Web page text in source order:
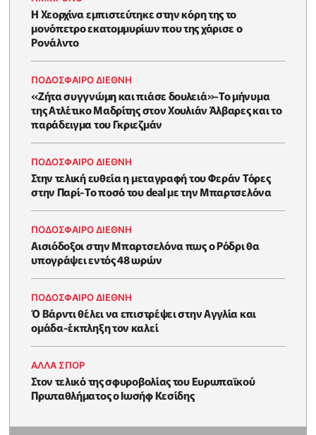
Η Χεορχίνα εμπιστεύτηκε στην κόρη της το
μονόπετρο εκατομμυρίων που της χάρισε ο
Ρονάλντο
ΠΟΔΟΣΦΑΙΡΟ ΔΙΕΘΝΗ
«Ζήτα συγγνώμη και πιάσε δουλειά»-Το μήνυμα
της Ατλέτικο Μαδρίτης στον Χουλιάν Άλβαρες και το
παράδειγμα του Γκριεζμάν
ΠΟΔΟΣΦΑΙΡΟ ΔΙΕΘΝΗ
Στην τελική ευθεία η μεταγραφή του Φεράν Τόρες
στην Παρί-Το ποσό του deal με την Μπαρτσελόνα
ΠΟΔΟΣΦΑΙΡΟ ΔΙΕΘΝΗ
Αισιόδοξοι στην Μπαρτσελόνα πως ο Ρόδρι θα
υπογράψει εντός 48 ωρών
ΠΟΔΟΣΦΑΙΡΟ ΔΙΕΘΝΗ
Ό Βάρντι θέλει να επιστρέψει στην Αγγλία και
ομάδα-έκπληξη τον καλεί
ΑΛΛΑ ΣΠΟΡ
Στον τελικό της σφυροβολίας του Ευρωπαϊκού
Πρωταθλήματος ο Ιωσήφ Κεσίδης